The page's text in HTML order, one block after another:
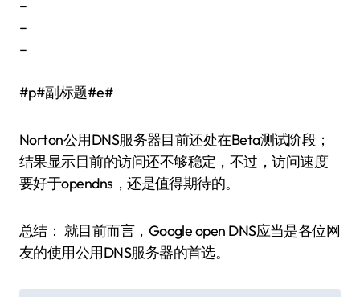
–
–
–
#p#副标题#e#
Norton公用DNS服务器目前还处在Beta测试阶段；
结果显示目前的访问还不够稳定，不过，访问速度
要好于opendns，还是值得期待的。
总结： 就目前而言，Google open DNS应当是各位网
友的使用公用DNS服务器的首选。